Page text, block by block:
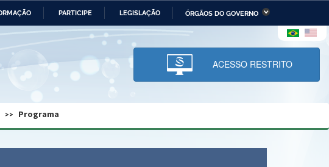
PARTICIPE LEGISLAÇÃO ÓRGÃOS DO GOVERNO
Ministério da Economia Ministério da Infraestrutura
Ministério da Ciência,
Tecnologia, Inovações e
Comunicações
e dos Direitos Humanos
Planalto
ACESSO RESTRITO
Programa